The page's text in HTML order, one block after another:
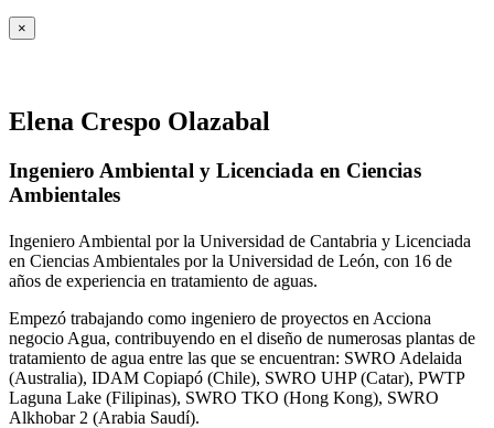
×
Elena Crespo Olazabal
Ingeniero Ambiental y Licenciada en Ciencias
Ambientales
Ingeniero Ambiental por la Universidad de Cantabria y Licenciada
en Ciencias Ambientales por la Universidad de León, con 16 de
años de experiencia en tratamiento de aguas.
Empezó trabajando como ingeniero de proyectos en Acciona
negocio Agua, contribuyendo en el diseño de numerosas plantas de
tratamiento de agua entre las que se encuentran: SWRO Adelaida
(Australia), IDAM Copiapó (Chile), SWRO UHP (Catar), PWTP
Laguna Lake (Filipinas), SWRO TKO (Hong Kong), SWRO
Alkhobar 2 (Arabia Saudí).